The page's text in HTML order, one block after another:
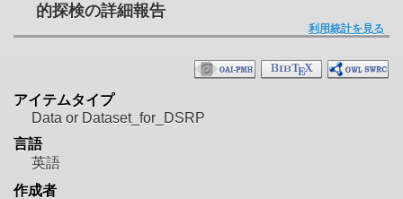
的探検の詳細報告
利用統計を見る
アイテムタイプ
Data or Dataset_for_DSRP
言語
英語
作成者